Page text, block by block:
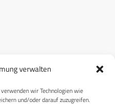
verwalten
wir Technologien wie
und/oder darauf zuzugreifen.